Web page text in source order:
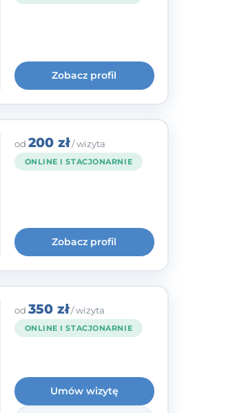
Zobacz profil
od 200 zł/ wizyta
ONLINE I STACJONARNIE
Zobacz profil
od 350 zł/ wizyta
ONLINE I STACJONARNIE
Umów wizytę